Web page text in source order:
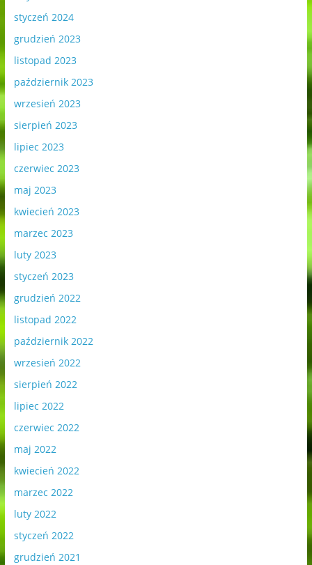
styczeń 2024
grudzień 2023
listopad 2023
październik 2023
wrzesień 2023
sierpień 2023
lipiec 2023
czerwiec 2023
maj 2023
kwiecień 2023
marzec 2023
luty 2023
styczeń 2023
grudzień 2022
listopad 2022
październik 2022
wrzesień 2022
sierpień 2022
lipiec 2022
czerwiec 2022
maj 2022
kwiecień 2022
marzec 2022
luty 2022
styczeń 2022
grudzień 2021